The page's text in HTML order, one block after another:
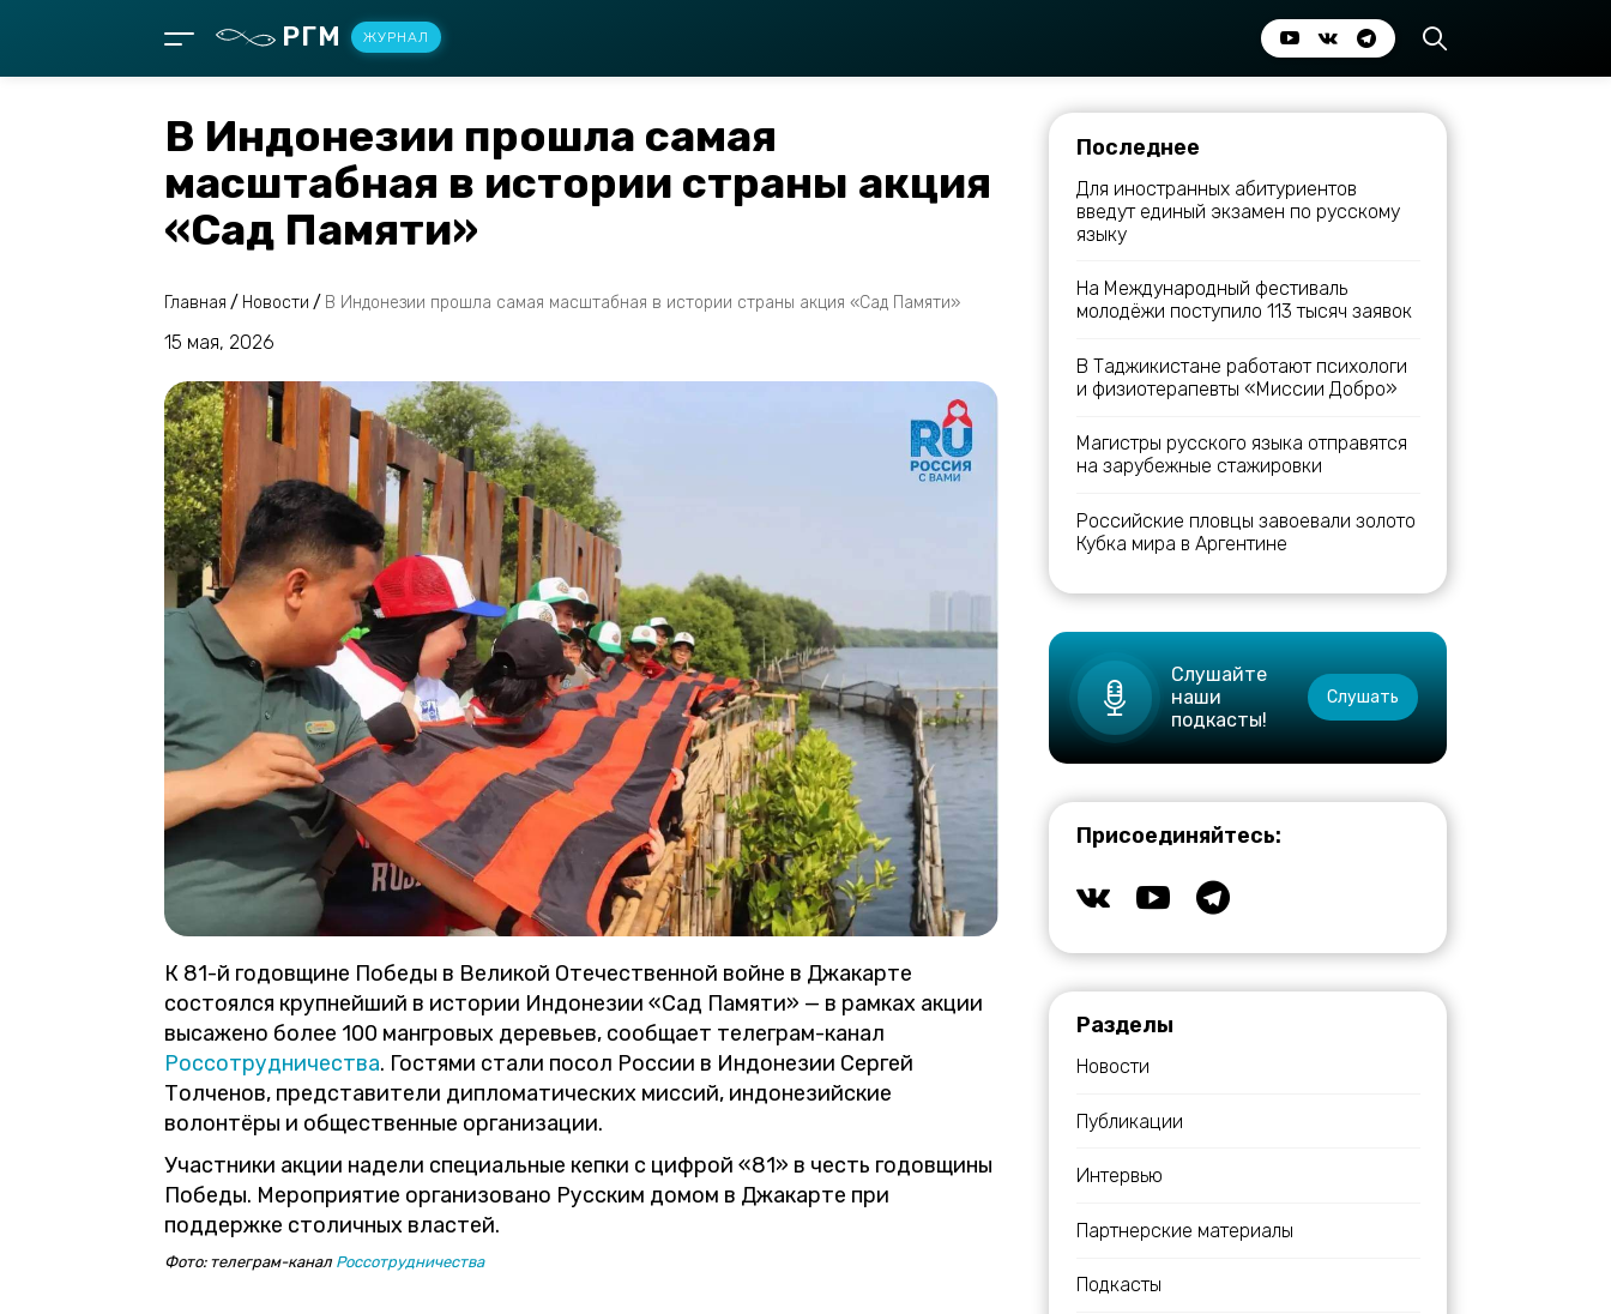
РГМ ЖУРНАЛ
В Индонезии прошла самая
масштабная в истории страны акция
«Сад Памяти»
Главная / Новости / В Индонезии прошла самая масштабная в истории страны акция «Сад Памяти»
15 мая, 2026
К 81-й годовщине Победы в Великой Отечественной войне в Джакарте
состоялся крупнейший в истории Индонезии «Сад Памяти» — в рамках акции
высажено более 100 мангровых деревьев, сообщает телеграм-канал
Россотрудничества. Гостями стали посол России в Индонезии Сергей
Толченов, представители дипломатических миссий, индонезийские
волонтёры и общественные организации.
Участники акции надели специальные кепки с цифрой «81» в честь годовщины
Победы. Мероприятие организовано Русским домом в Джакарте при
поддержке столичных властей.
Фото: телеграм-канал Россотрудничества
Последнее
Для иностранных абитуриентов
введут единый экзамен по русскому
языку
На Международный фестиваль
молодёжи поступило 113 тысяч заявок
В Таджикистане работают психологи
и физиотерапевты «Миссии Добро»
Магистры русского языка отправятся
на зарубежные стажировки
Российские пловцы завоевали золото
Кубка мира в Аргентине
Слушайте
наши
подкасты!
Слушать
Присоединяйтесь:
Разделы
Новости
Публикации
Интервью
Партнерские материалы
Подкасты